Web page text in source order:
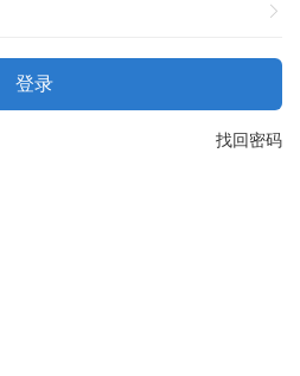
登录
找回密码